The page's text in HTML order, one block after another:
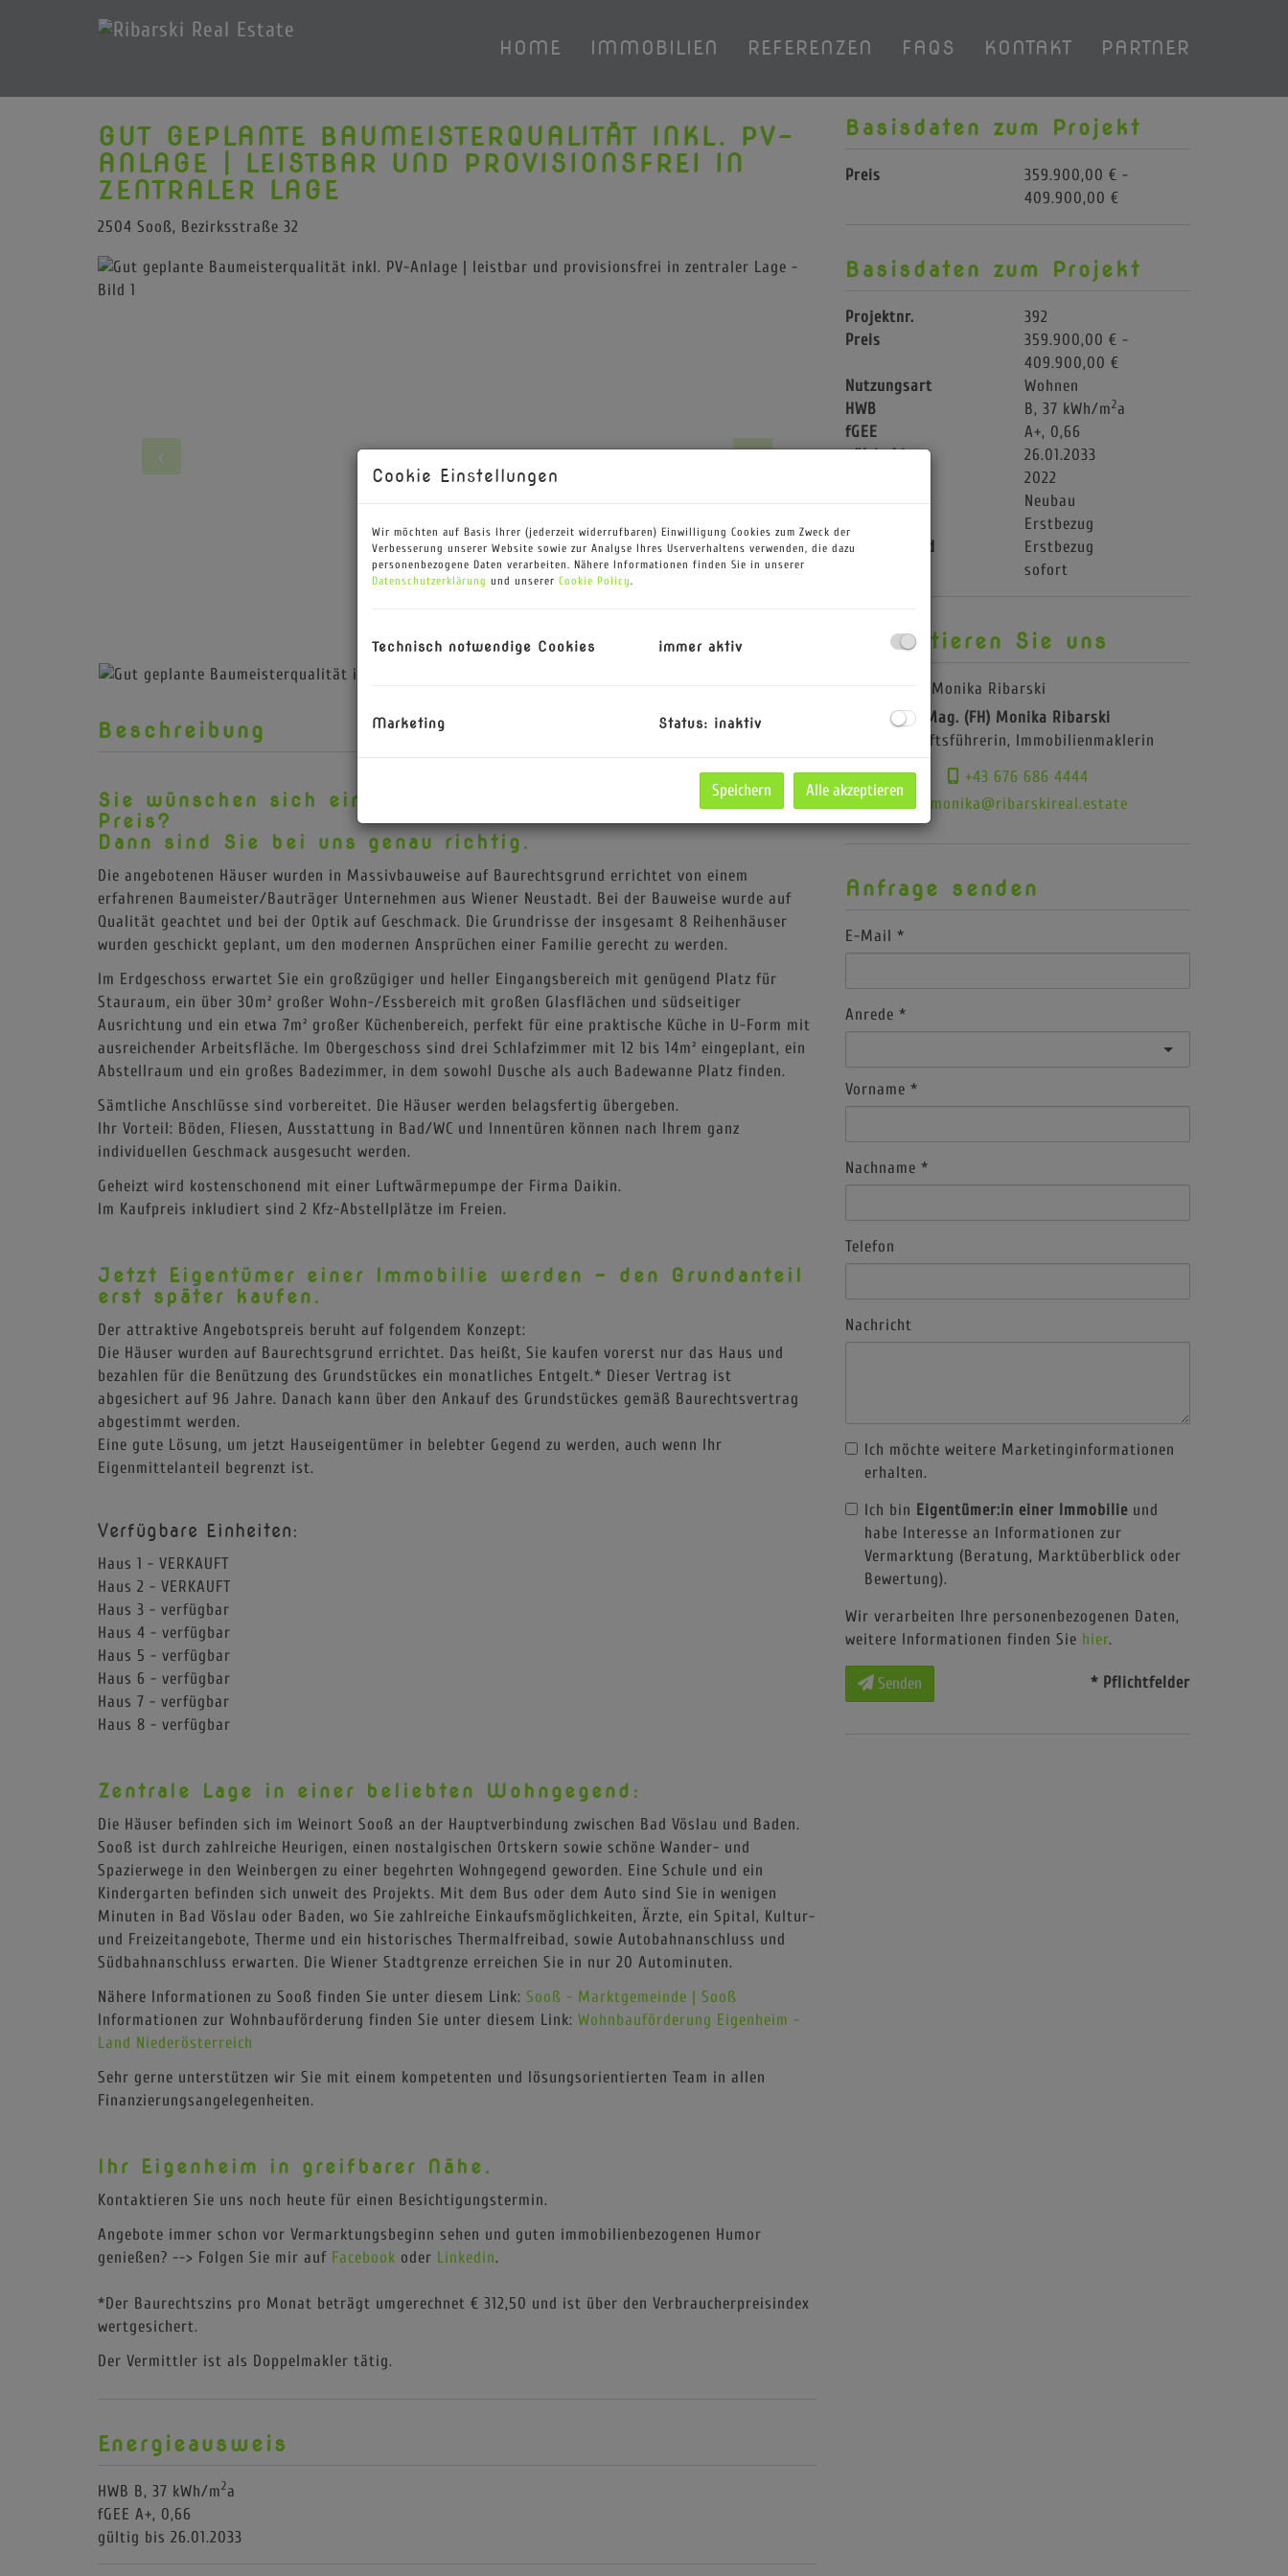
HOME IMMOBILIEN REFERENZEN FAQS KONTAKT PARTNER
GUT GEPLANTE BAUMEISTERQUALITÄT INKL. PV-
ANLAGE | LEISTBAR UND PROVISIONSFREI IN
ZENTRALER LAGE
2504 Sooß, Bezirksstraße 32
Sie wünschen sich ein Haus mit Garten zu einem leistbaren
Preis?
Dann sind Sie bei uns genau richtig.
Die angebotenen Häuser wurden in Massivbauweise auf Baurechtsgrund errichtet von einem
erfahrenen Baumeister/Bauträger Unternehmen aus Wiener Neustadt. Bei der Bauweise wurde auf
Qualität geachtet und bei der Optik auf Geschmack. Die Grundrisse der insgesamt 8 Reihenhäuser
wurden geschickt geplant, um den modernen Ansprüchen einer Familie gerecht zu werden.
Im Erdgeschoss erwartet Sie ein großzügiger und heller Eingangsbereich mit genügend Platz für
Stauraum, ein über 30m² großer Wohn-/Essbereich mit großen Glasflächen und südseitiger
Ausrichtung und ein etwa 7m² großer Küchenbereich, perfekt für eine praktische Küche in U-Form mit
ausreichender Arbeitsfläche. Im Obergeschoss sind drei Schlafzimmer mit 12 bis 14m² eingeplant, ein
Abstellraum und ein großes Badezimmer, in dem sowohl Dusche als auch Badewanne Platz finden.
Sämtliche Anschlüsse sind vorbereitet. Die Häuser werden belagsfertig übergeben.
Ihr Vorteil: Böden, Fliesen, Ausstattung in Bad/WC und Innentüren können nach Ihrem ganz
individuellen Geschmack ausgesucht werden.
Jetzt Eigentümer einer Immobilie werden - den Grundanteil
erst später kaufen.
Der attraktive Angebotspreis beruht auf folgendem Konzept:
Die Häuser wurden auf Baurechtsgrund errichtet. Das heißt, Sie kaufen vorerst nur das Haus und
bezahlen für die Benützung des Grundstückes ein monatliches Entgelt.* Dieser Vertrag ist
abgesichert auf 96 Jahre. Danach kann über den Ankauf des Grundstückes gemäß Baurechtsvertrag
abgestimmt werden.
Eigenmittelanteil begrenzt ist.
Verfügbare Einheiten:
Haus 1 - VERKAUFT
Haus 2 - VERKAUFT
Haus 3 - verfügbar
Haus 4 - verfügbar
Haus 5 - verfügbar
Haus 6 - verfügbar
Zentrale Lage in einer beliebten Wohngegend:
Die Häuser befinden sich im Weinort Sooß an der Hauptverbindung zwischen Bad Vöslau und Baden.
Sooß ist durch zahlreiche Heurigen, einen nostalgischen Ortskern sowie schöne Wander- und
Spazierwege in den Weinbergen zu einer begehrten Wohngegend geworden. Eine Schule und ein
Kindergarten befinden sich unweit des Projekts. Mit dem Bus oder dem Auto sind Sie in wenigen
Minuten in Bad Vöslau oder Baden, wo Sie zahlreiche Einkaufsmöglichkeiten, Ärzte, ein Spital, Kultur-
und Freizeitangebote, Therme und ein historisches Thermalfreibad, sowie Autobahnanschluss und
Südbahnanschluss erwarten. Die Wiener Stadtgrenze erreichen Sie in nur 20 Autominuten.
Nähere Informationen zu Sooß finden Sie unter diesem Link:
Informationen zur Wohnbauförderung finden Sie unter diesem Link:Wohnbauförderung Eigenheim -
Land Niederösterreich
Kontaktieren Sie uns noch heute für einen Besichtigungstermin.
genießen? --> Folgen Sie mir aufFacebookoderLinkedin.
*Der Baurechtszins pro Monat beträgt umgerechnet € 312,50 und ist über den Verbraucherpreisindex
Energieausweis
HWB B, 37 kWh/m2a
Basisdaten zum Projekt
Preis
359.900,00 € -
409.900,00 €
Basisdaten zum Projekt
Projektnr.
392
Preis
359.900,00 € -
409.900,00 €
Nutzungsart
Wohnen
HWB
B, 37 kWh/m2a
fGEE
A+, 0,66
gültig bis
26.01.2033
2022
Bauart
Neubau
Erstbezug
Hauszustand
Erstbezug
sofort
Kontaktieren Sie uns
Mag. (FH) Monika Ribarski
Geschäftsführerin, Immobilienmaklerin
+43 676 686 4444
monika@ribarskireal.estate
Anfrage senden
E-Mail
Anrede
Vorname
Nachname
Telefon
Nachricht
Ich möchte weitere Marketinginformationen
erhalten.
Ich bin Eigentümer:in einer Immobilie und
habe Interesse an Informationen zur
Vermarktung (Beratung, Marktüberblick oder
Bewertung).
Wir verarbeiten Ihre personenbezogenen Daten,
weitere Informationen finden Sie hier.
Senden * Pflichtfelder
Cookie Einstellungen
Wir möchten auf Basis Ihrer (jederzeit widerrufbaren) Einwilligung Cookies zum Zweck der
Verbesserung unserer Website sowie zur Analyse Ihres Userverhaltens verwenden, die dazu
personenbezogene Daten verarbeiten. Nähere Informationen finden Sie in unserer
Datenschutzerklärung und unserer Cookie Policy.
Technisch notwendige Cookies immer aktiv
Marketing Status: inaktiv
Speichern Alle akzeptieren